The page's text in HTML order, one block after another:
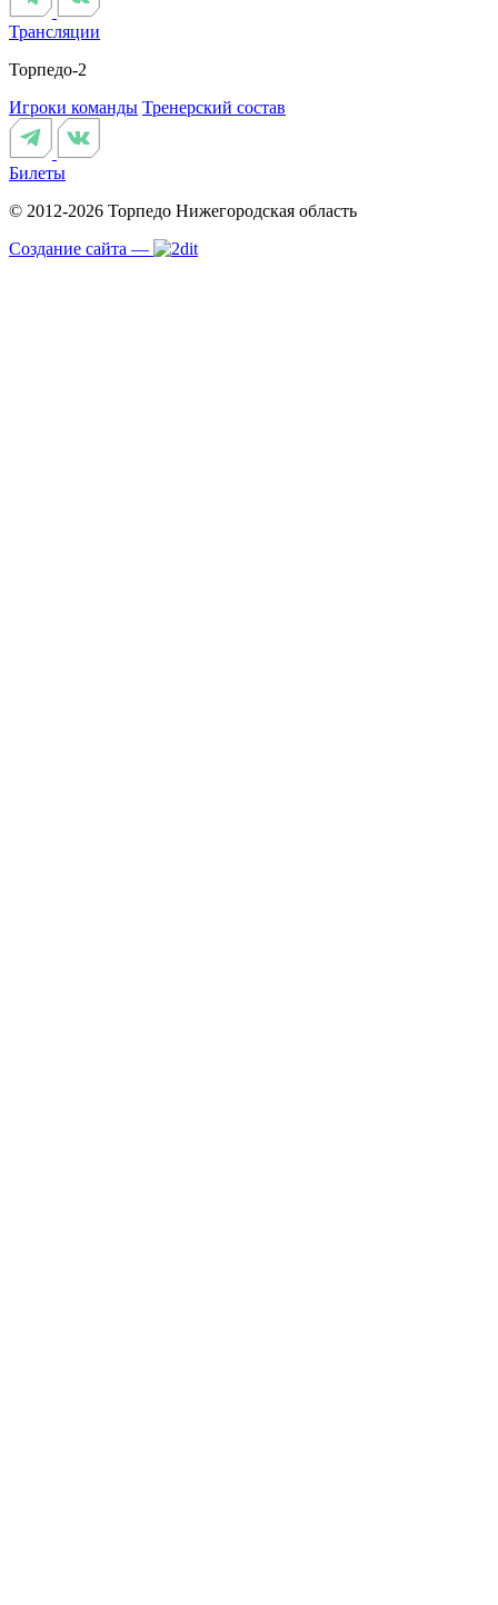
Трансляции
Торпедо-2
Игроки команды Тренерский состав
Билеты
© 2012-2026 Торпедо Нижегородская область
Создание сайта —